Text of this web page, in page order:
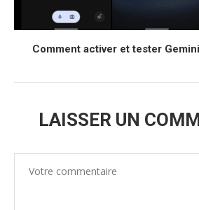
Comment activer et tester
LAISSER UN